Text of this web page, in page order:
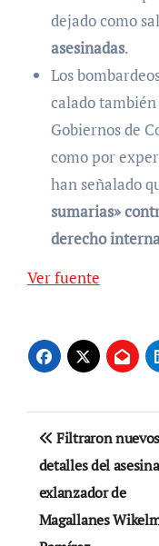
dejado como
asesinadas.
Los
calado
Gobiernos de
como por
han señalado
sumarias»
derecho
Ver fuente
de
entradas
Filtraron nuevos
detalles del
exlanzador de
Magallanes